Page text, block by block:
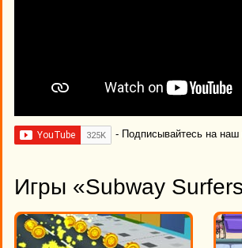
- Подписывайтесь на
Игры «Subway